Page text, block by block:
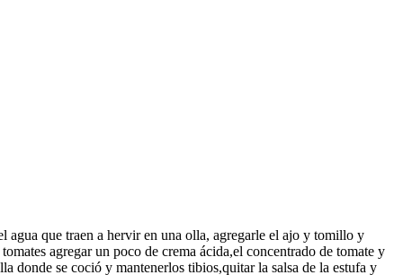
agua que traen a hervir en una olla, agregarle el ajo y tomillo y
agregar un poco de crema ácida,el concentrado de tomate y
donde se coció y mantenerlos tibios,quitar la salsa de la estufa y